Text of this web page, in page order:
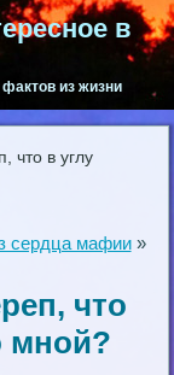
в
из жизни
что в углу
мафии»
что
мной?